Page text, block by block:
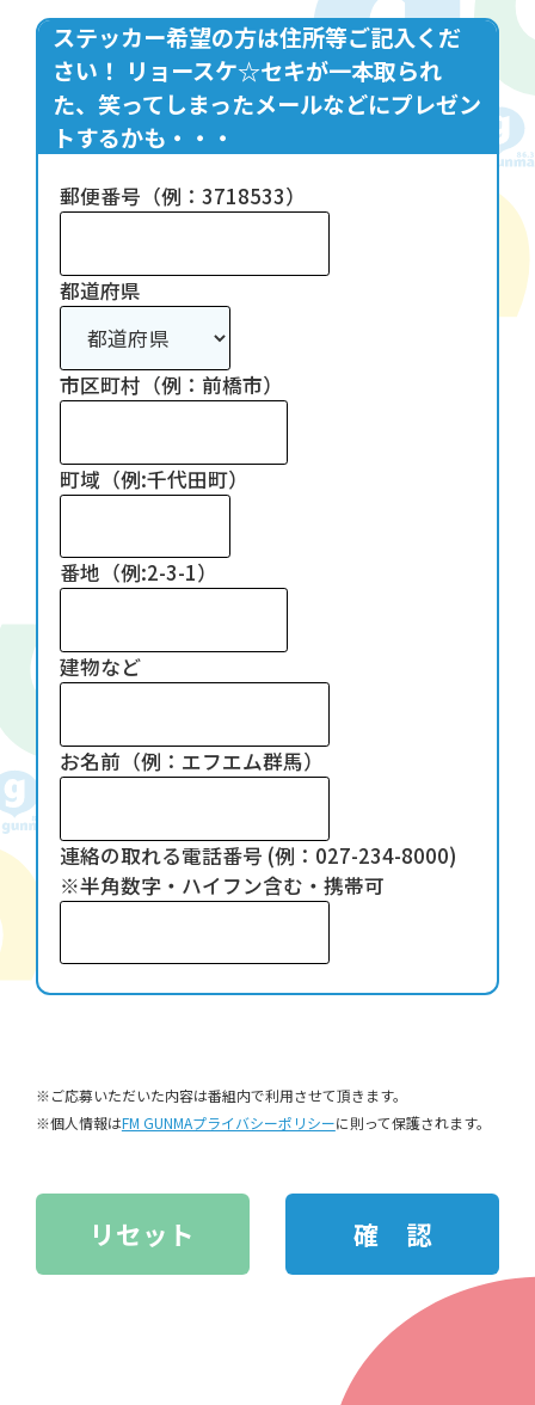
ステッカー希望の方は住所等ご記入くだ
さい！ リョースケ☆セキが一本取られ
た、笑ってしまったメールなどにプレゼン
トするかも・・・
郵便番号（例：3718533）
都道府県
市区町村（例：前橋市）
町域（例:千代田町）
番地（例:2-3-1）
建物など
お名前（例：エフエム群馬）
連絡の取れる電話番号 (例：027-234-8000)
※半角数字・ハイフン含む・携帯可
※ご応募いただいた内容は番組内で利用させて頂きます。
※個人情報はFM GUNMAプライバシーポリシーに則って保護されます。